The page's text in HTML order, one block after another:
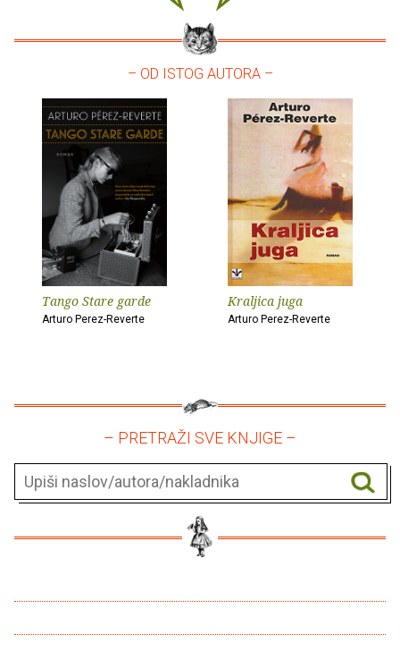
– OD ISTOG AUTORA –
Tango Stare garde
Arturo Perez-Reverte
Kraljica juga
Arturo Perez-Reverte
– PRETRAŽI SVE KNJIGE –